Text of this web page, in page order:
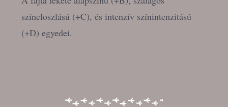
színeloszlású (+C), és intenzív színintenzitású
(+D) egyedei.